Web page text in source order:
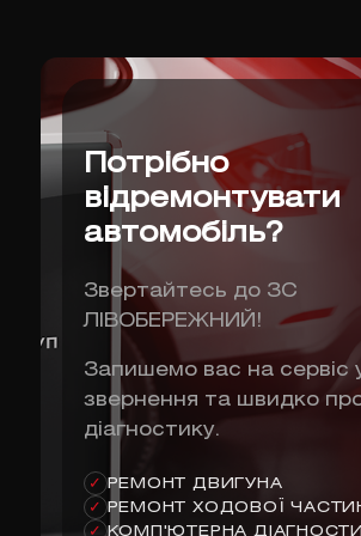
Потрібно
відремонтувати
автомобіль?
Звертайтесь до ЗС
ЛІВОБЕРЕЖНИЙ!
Запишемо вас на сервіс
звернення та швидко
діагностику.
✓ РЕМОНТ ДВИГУНА
✓ РЕМОНТ ХОДОВОЇ
✓ КОМП'ЮТЕРНА